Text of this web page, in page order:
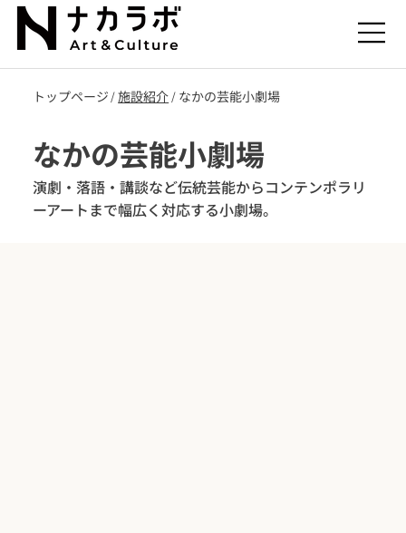
トップページ /施設紹介 / なかの芸能小劇場
なかの芸能小劇場
演劇・落語・講談など伝統芸能からコンテンポラリ
ーアートまで幅広く対応する小劇場。